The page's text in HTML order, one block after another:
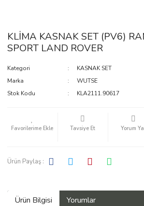
KLİMA KASNAK SET (PV6)
SPORT LAND ROVER
Kategori
KASNAK SET
Marka
WUTSE
Stok Kodu
KLA2111.90617
Tavsiye Et Yorum
Ürün Paylaş :
Ürün Bilgisi Yorumlar